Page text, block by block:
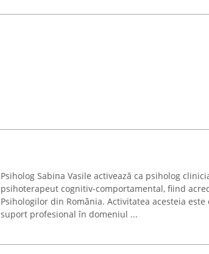
Psiholog Sabina Vasile activează ca psiholog
psihoterapeut cognitiv-comportamental, fiind
Psihologilor din România. Activitatea acesteia
suport profesional în domeniul ...